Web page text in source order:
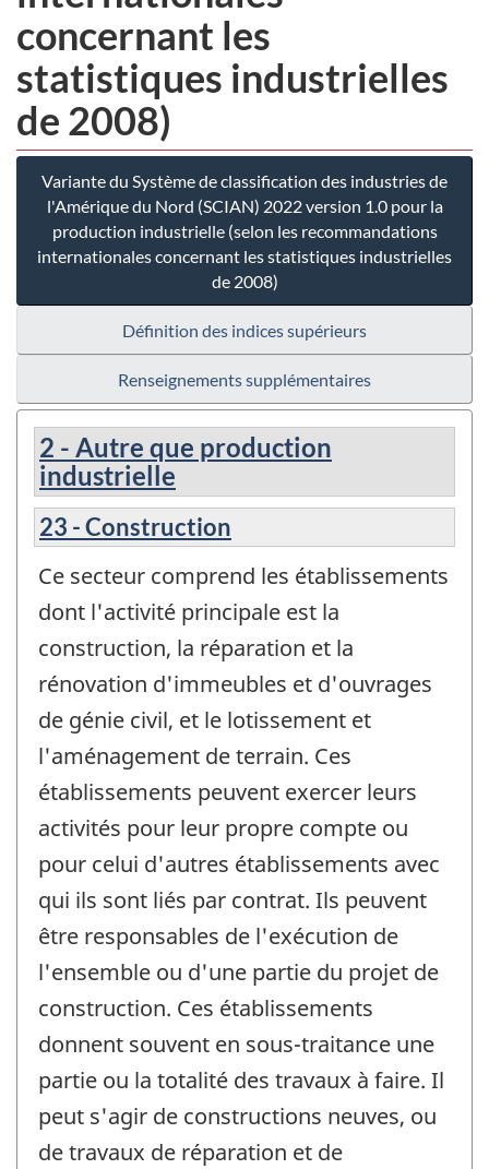
concernant les
statistiques industrielles
de 2008)
Variante du Système de classification des industries de
l'Amérique du Nord (SCIAN) 2022 version 1.0 pour la
production industrielle (selon les recommandations
internationales concernant les statistiques industrielles
de 2008)
Définition des indices supérieurs
Renseignements supplémentaires
2 - Autre que production
industrielle
23 - Construction
Ce secteur comprend les établissements
dont l'activité principale est la
construction, la réparation et la
rénovation d'immeubles et d'ouvrages
de génie civil, et le lotissement et
l'aménagement de terrain. Ces
établissements peuvent exercer leurs
activités pour leur propre compte ou
pour celui d'autres établissements avec
qui ils sont liés par contrat. Ils peuvent
être responsables de l'exécution de
l'ensemble ou d'une partie du projet de
construction. Ces établissements
donnent souvent en sous-traitance une
partie ou la totalité des travaux à faire. Il
peut s'agir de constructions neuves, ou
de travaux de réparation et de